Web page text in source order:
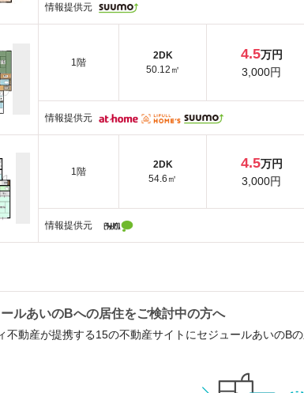
情報提供元
1階
2DK
50.12㎡
4.5万円
3,000円
情報提供元
1階
2DK
54.6㎡
4.5万円
3,000円
情報提供元
ルあいのBへの居住をご検討中の方へ
不動産が提携する15の不動産サイトにセジュールあいのB